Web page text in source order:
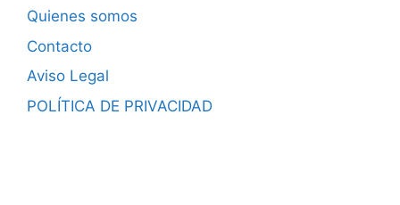
Quienes somos
Contacto
Aviso Legal
POLÍTICA DE PRIVACIDAD